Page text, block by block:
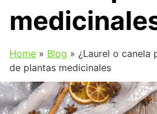
Home » Blog » ¿Laurel o canela
de plantas medicinales